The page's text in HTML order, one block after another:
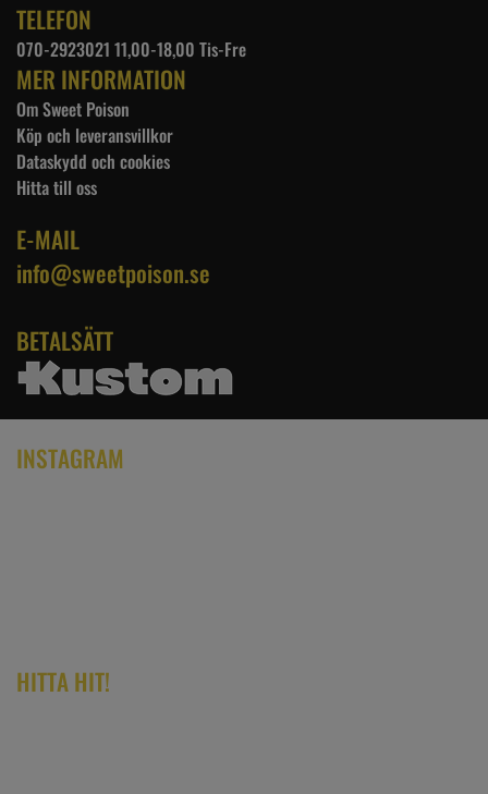
TELEFON
070-2923021 11,00-18,00 Tis-Fre
MER INFORMATION
Om Sweet Poison
Köp och leveransvillkor
Dataskydd och cookies
Hitta till oss
E-MAIL
info@sweetpoison.se
BETALSÄTT
INSTAGRAM
HITTA HIT!